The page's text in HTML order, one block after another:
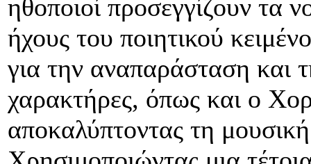
ηθοποιοί προσεγγίζουν τα
ήχους του ποιητικού
για την αναπαράσταση και
χαρακτήρες, όπως και ο
αποκαλύπτοντας τη